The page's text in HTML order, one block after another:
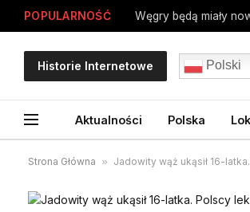
POPULARNOŚĆ Węgry będą miały
Historie Internetowe Polski
Aktualności Polska
Strona Główna » Jadowity wąż ukąsił 16-